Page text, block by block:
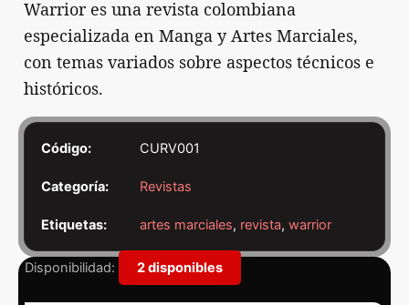
Warrior es una revista colombiana
especializada en Manga y Artes Marciales,
con temas variados sobre aspectos técnicos e
históricos.
Código: CURV001
Categoría: Revistas
Etiquetas: artes marciales, revista, warrior
Disponibilidad: 2 disponibles
Warrior
Volumen